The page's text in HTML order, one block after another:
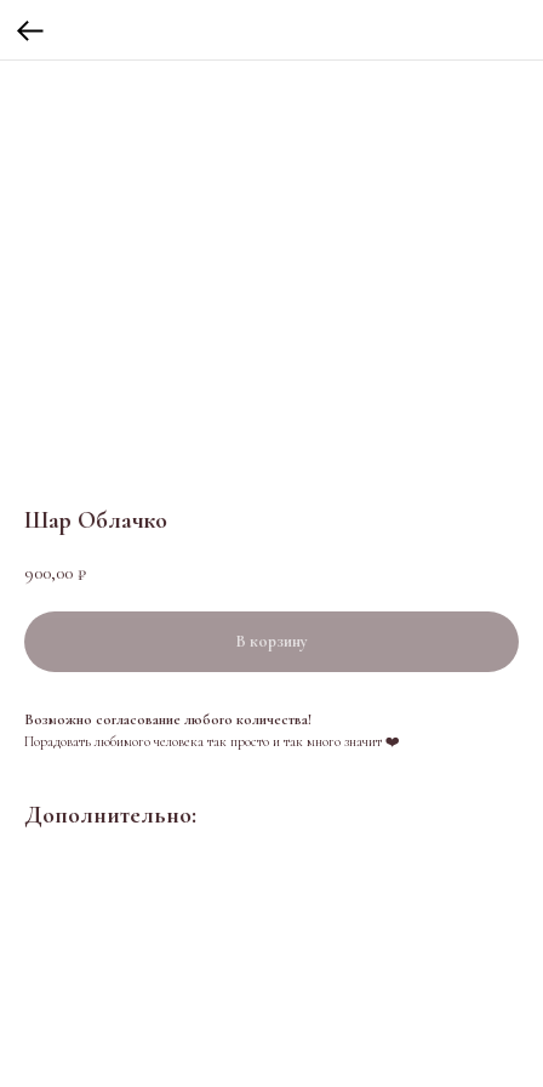
Шар Облачко
900,00 ₽
В корзину
Возможно согласование любого количества!
Порадовать любимого человека так просто и так много значит ❤️
Дополнительно: